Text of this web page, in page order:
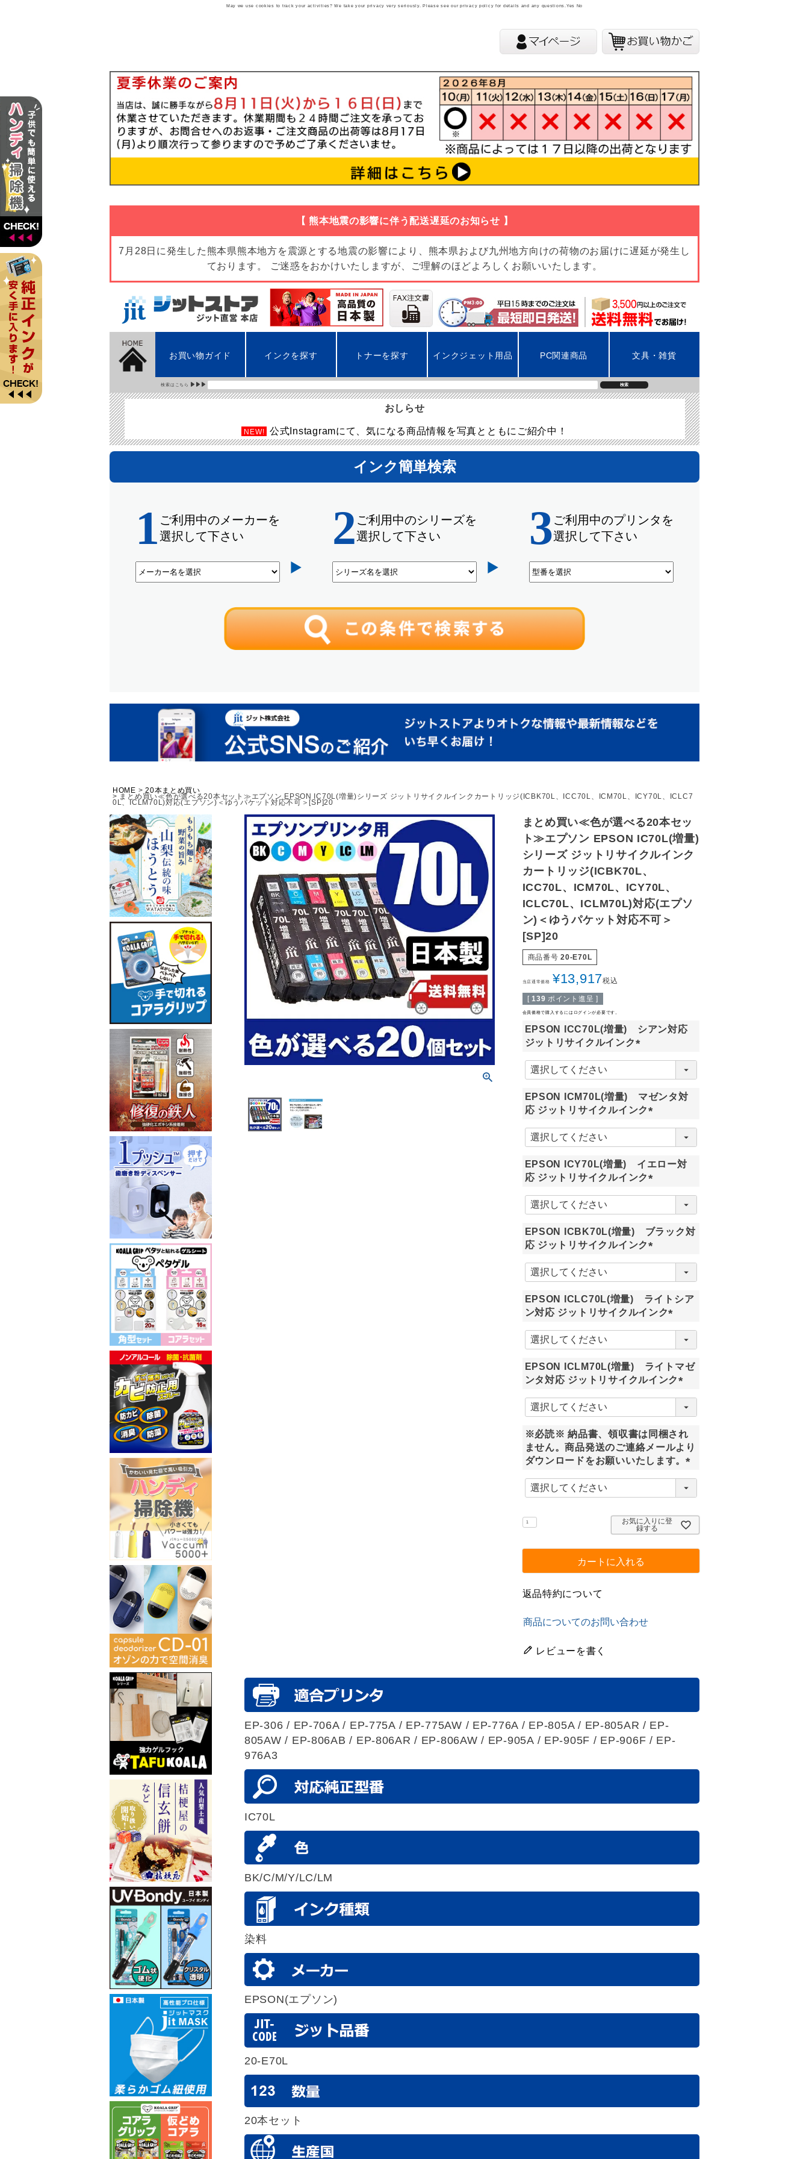
【 熊本地震の影響に伴う配送遅延のお知らせ 】
7月28日に発生した熊本県熊本地方を震源とする地震の影響により、熊本県および九州地方向けの荷物のお届けに遅延が発生し
ております。 ご迷惑をおかけいたしますが、ご理解のほどよろしくお願いいたします。
お買い物ガイド インクを探す トナーを探す インクジェット用品 PC関連商品 文具・雑貨
検索はこちら 検索
おしらせ
NEW! 公式Instagramにて、気になる商品情報を写真とともにご紹介中！
HOME 20本まとめ買い
まとめ買い≪色が選べる20本セット≫エプソン EPSON IC70L(増量)シリーズ ジットリサイクルインクカートリッジ(ICBK70L、ICC70L、ICM70L、ICY70L、ICLC7
0L、ICLM70L)対応(エプソン)＜ゆうパケット対応不可＞[SP]20
まとめ買い≪色が選べる20本セッ
ト≫エプソン EPSON IC70L(増量)
シリーズ ジットリサイクルインク
カートリッジ(ICBK70L、
ICC70L、ICM70L、ICY70L、
ICLC70L、ICLM70L)対応(エプソ
ン)＜ゆうパケット対応不可＞
[SP]20
商品番号 20-E70L
当店通常価格 ¥13,917税込
[ 139 ポイント進呈 ]
会員価格で購入するにはログインが必要です。
EPSON ICC70L(増量) シアン対応
ジットリサイクルインク
(
)
EPSON ICM70L(増量) マゼンタ対
応 ジットリサイクルインク
(
)
EPSON ICY70L(増量) イエロー対
応 ジットリサイクルインク
(
)
EPSON ICBK70L(増量) ブラック対
応 ジットリサイクルインク
(
)
EPSON ICLC70L(増量) ライトシア
ン対応 ジットリサイクルインク
(
)
EPSON ICLM70L(増量) ライトマゼ
ンタ対応 ジットリサイクルインク
(
必
)
※必読※ 納品書、領収書は同梱され
ません。商品発送のご連絡メールより
ダウンロードをお願いいたします。
(
必
)
お気に入りに登
録する
カートに入れる
返品特約について
商品についてのお問い合わせ
レビューを書く
EP-306 / EP-706A / EP-775A / EP-775AW / EP-776A / EP-805A / EP-805AR / EP-
805AW / EP-806AB / EP-806AR / EP-806AW / EP-905A / EP-905F / EP-906F / EP-
976A3
IC70L
BK/C/M/Y/LC/LM
染料
EPSON(エプソン)
20-E70L
20本セット
May we use cookies to track your activities? We take your privacy very seriously. Please see our privacy policy for details and any questions.Yes No